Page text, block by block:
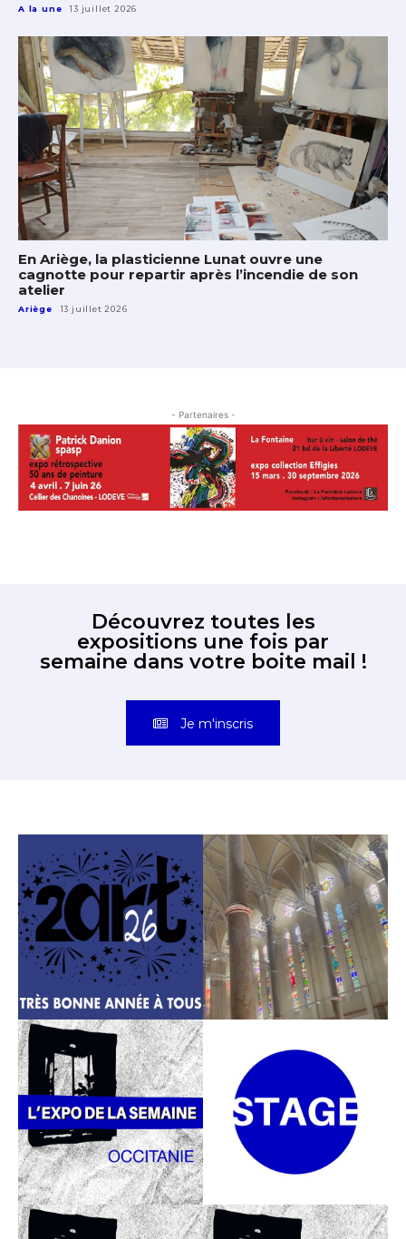
A la une 13 juillet 2026
En Ariège, la plasticienne Lunat ouvre une
cagnotte pour repartir après l’incendie de son
atelier
Ariège 13 juillet 2026
- Partenaires -
Découvrez toutes les
expositions une fois par
semaine dans votre boite mail !
Je m'inscris